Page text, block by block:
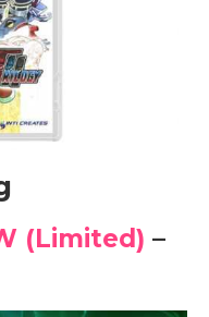
(Limited) –